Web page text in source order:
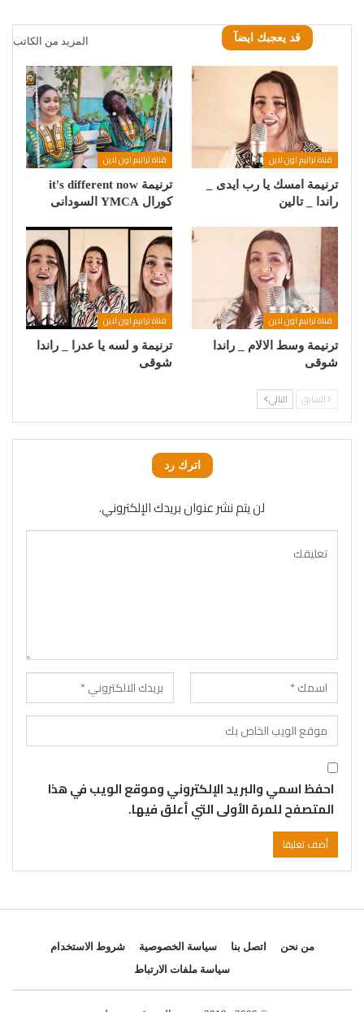
قد يعجبك ايضآ المزيد من الكاتب
قناة ترانيم اون لاين
ترنيمة امسك يا رب ايدى _
راندا _ تالين
قناة ترانيم اون لاين
ترنيمة it's different now
كورال YMCA السودانى
قناة ترانيم اون لاين
ترنيمة وسط الالام _ راندا
شوقى
قناة ترانيم اون لاين
ترنيمة و لسه يا عدرا _ راندا
شوقى
السابق التالي
اترك رد
لن يتم نشر عنوان بريدك الإلكتروني.
احفظ اسمي والبريد الإلكتروني وموقع الويب في هذا
المتصفح للمرة الأولى التي أعلق فيها.
من نحن اتصل بنا سياسة الخصوصية
شروط الاستخدام
سياسة ملفات الارتباط